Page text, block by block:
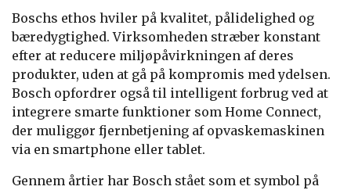
Boschs ethos hviler på kvalitet, pålidelighed og
bæredygtighed. Virksomheden stræber konstant
efter at reducere miljøpåvirkningen af deres
produkter, uden at gå på kompromis med ydelsen.
Bosch opfordrer også til intelligent forbrug ved at
integrere smarte funktioner som Home Connect,
der muliggør fjernbetjening af opvaskemaskinen
via en smartphone eller tablet.
Gennem årtier har Bosch stået som et symbol på